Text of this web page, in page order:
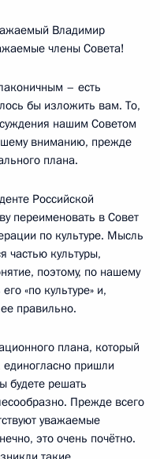
Владимир
члены Совета!
– есть
бы изложить вам. То,
нашим Советом
вниманию, прежде
плана.
Российской
переименовать в Совет
по культуре. Мысль
частью культуры,
поэтому, по нашему
«по культуре» и,
правильно.
плана, который
пришли
будете решать
Прежде всего
уважаемые
это очень почётно.